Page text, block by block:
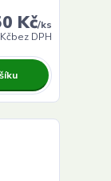
Kč/ks
bez DPH